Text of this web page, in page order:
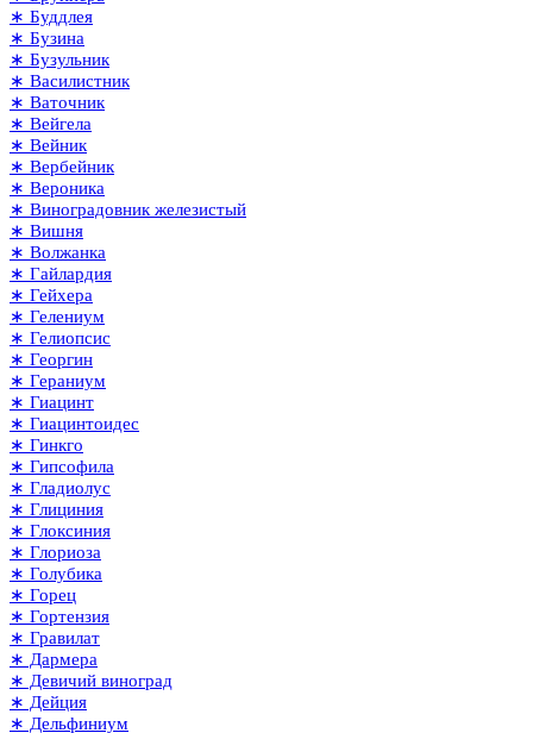
∗ Буддлея
∗ Бузина
∗ Бузульник
∗ Василистник
∗ Ваточник
∗ Вейгела
∗ Вейник
∗ Вербейник
∗ Вероника
∗ Виноградовник железистый
∗ Вишня
∗ Волжанка
∗ Гайлардия
∗ Гейхера
∗ Гелениум
∗ Гелиопсис
∗ Георгин
∗ Гераниум
∗ Гиацинт
∗ Гиацинтоидес
∗ Гинкго
∗ Гипсофила
∗ Гладиолус
∗ Глициния
∗ Глоксиния
∗ Глориоза
∗ Голубика
∗ Горец
∗ Гортензия
∗ Гравилат
∗ Дармера
∗ Девичий виноград
∗ Дейция
∗ Дельфиниум